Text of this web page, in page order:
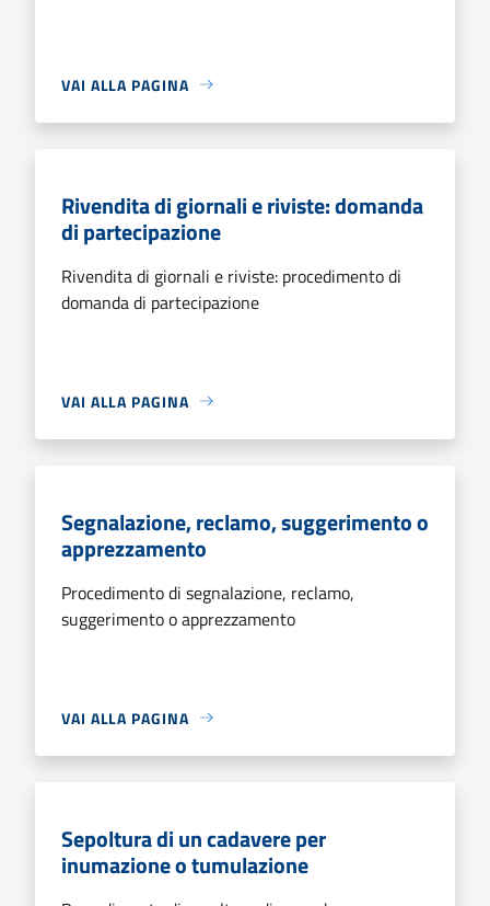
VAI ALLA PAGINA
Rivendita di giornali e riviste: domanda
di partecipazione
Rivendita di giornali e riviste: procedimento di
domanda di partecipazione
VAI ALLA PAGINA
Segnalazione, reclamo, suggerimento o
apprezzamento
Procedimento di segnalazione, reclamo,
suggerimento o apprezzamento
VAI ALLA PAGINA
Sepoltura di un cadavere per
inumazione o tumulazione